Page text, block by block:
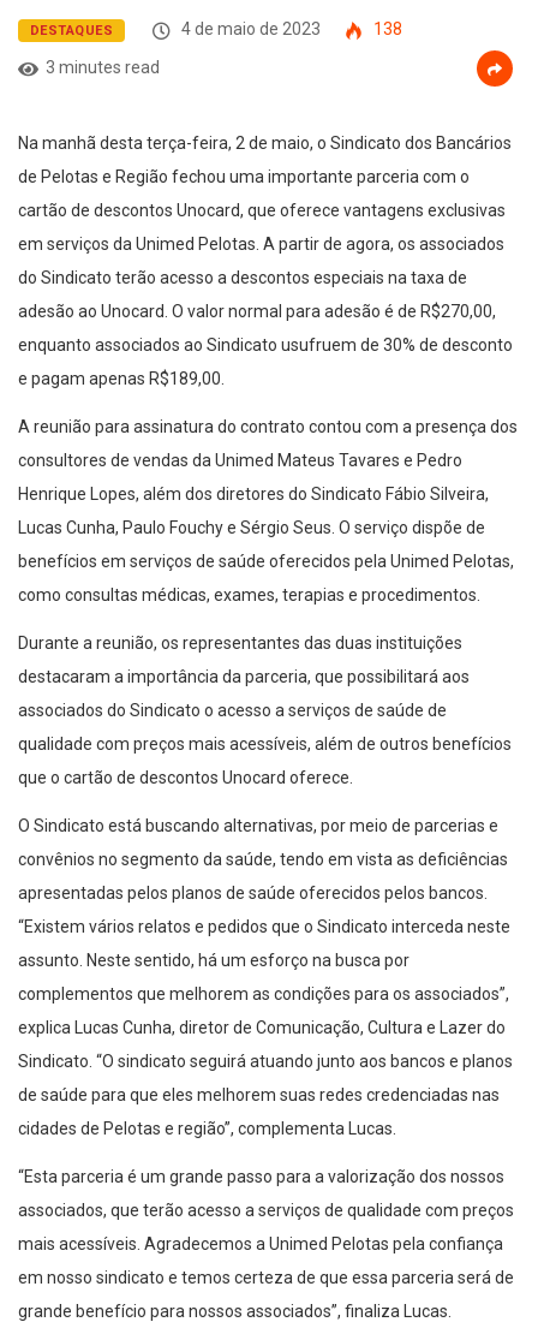
DESTAQUES 4 de maio de 2023
138
3 minutes read
Na manhã desta terça-feira, 2 de maio, o Sindicato dos Bancários
de Pelotas e Região fechou uma importante parceria com o
cartão de descontos Unocard, que oferece vantagens exclusivas
em serviços da Unimed Pelotas. A partir de agora, os associados
do Sindicato terão acesso a descontos especiais na taxa de
adesão ao Unocard. O valor normal para adesão é de R$270,00,
enquanto associados ao Sindicato usufruem de 30% de desconto
e pagam apenas R$189,00.
A reunião para assinatura do contrato contou com a presença dos
consultores de vendas da Unimed Mateus Tavares e Pedro
Henrique Lopes, além dos diretores do Sindicato Fábio Silveira,
Lucas Cunha, Paulo Fouchy e Sérgio Seus. O serviço dispõe de
benefícios em serviços de saúde oferecidos pela Unimed Pelotas,
como consultas médicas, exames, terapias e procedimentos.
Durante a reunião, os representantes das duas instituições
destacaram a importância da parceria, que possibilitará aos
associados do Sindicato o acesso a serviços de saúde de
qualidade com preços mais acessíveis, além de outros benefícios
que o cartão de descontos Unocard oferece.
O Sindicato está buscando alternativas, por meio de parcerias e
convênios no segmento da saúde, tendo em vista as deficiências
apresentadas pelos planos de saúde oferecidos pelos bancos.
“Existem vários relatos e pedidos que o Sindicato interceda neste
assunto. Neste sentido, há um esforço na busca por
complementos que melhorem as condições para os associados”,
explica Lucas Cunha, diretor de Comunicação, Cultura e Lazer do
Sindicato. “O sindicato seguirá atuando junto aos bancos e planos
de saúde para que eles melhorem suas redes credenciadas nas
cidades de Pelotas e região”, complementa Lucas.
“Esta parceria é um grande passo para a valorização dos nossos
associados, que terão acesso a serviços de qualidade com preços
mais acessíveis. Agradecemos a Unimed Pelotas pela confiança
em nosso sindicato e temos certeza de que essa parceria será de
grande benefício para nossos associados”, finaliza Lucas.